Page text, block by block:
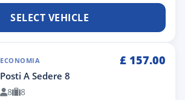
SELECT VEHICLE
ECONOMIA £ 157.00
Posti A Sedere 8
8 8